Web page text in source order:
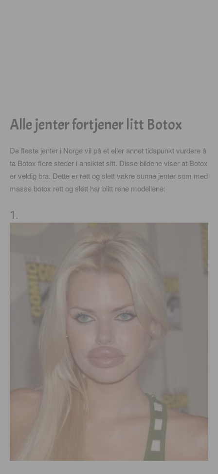
Alle jenter fortjener litt Botox
De fleste jenter i Norge vil på et eller annet tidspunkt vurdere å
ta Botox flere steder i ansiktet sitt. Disse bildene viser at Botox
er veldig bra. Dette er rett og slett vakre sunne jenter som med
masse botox rett og slett har blitt rene modellene:
1.